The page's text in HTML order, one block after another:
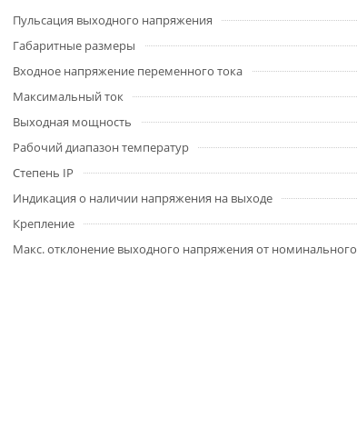
Пульсация выходного напряжения
Габаритные размеры
Входное напряжение переменного тока
Максимальный ток
Выходная мощность
Рабочий диапазон температур
Степень IP
Индикация о наличии напряжения на выходе
Крепление
Макс. отклонение выходного напряжения от номинального